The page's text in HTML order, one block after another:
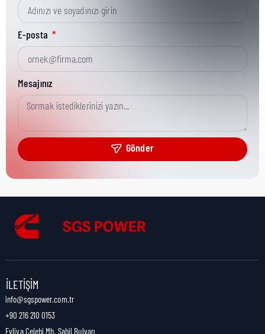
Kısa Parça No:
Ürün Grubu:
Ürün Kategorisi:
Nakliye Yüksekliği:
Nakliye Uzunluğu:
Nakliye Ağırlığı:
E-posta
Mesajınız
Gönder
İLETIŞIM
info@sgspower.com.tr
+90 216 210 0153
Evliya Çelebi Mh. Sahil Bulvarı